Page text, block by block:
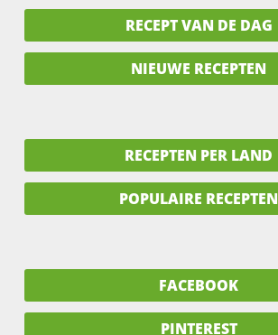
RECEPT VAN DE DAG
NIEUWE RECEPTEN
RECEPTEN PER LAND
POPULAIRE RECEPTEN
FACEBOOK
PINTEREST